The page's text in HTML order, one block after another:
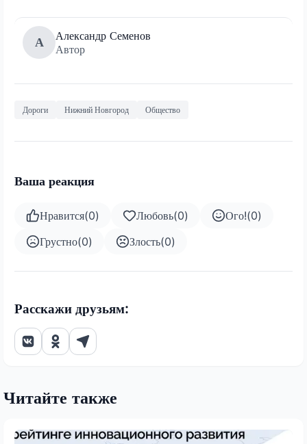
А
Александр Семенов
Автор
Дороги Нижний Новгород Общество
Ваша реакция
Нравится(0) Любовь(0) Ого!(0)
Грустно(0) Злость(0)
Расскажи друзьям:
Читайте также